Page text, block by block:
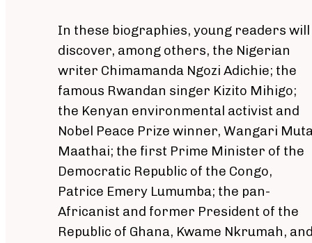
In these biographies, young readers will
discover, among others, the Nigerian
writer Chimamanda Ngozi Adichie; the
famous Rwandan singer Kizito Mihigo;
the Kenyan environmental activist and
Nobel Peace Prize winner, Wangari
Maathai; the first Prime Minister of the
Democratic Republic of the Congo,
Patrice Emery Lumumba; the pan-
Africanist and former President of the
Republic of Ghana, Kwame Nkrumah,